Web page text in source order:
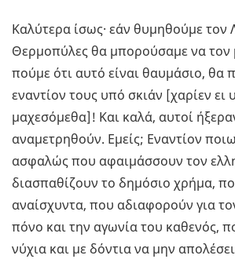
Καλύτερα ίσως· εάν θυμηθούμε τον
Θερμοπύλες θα μπορούσαμε να τον
πούμε ότι αυτό είναι θαυμάσιο, θα
εναντίον τους υπό σκιάν [χαρίεν ει
μαχεσόμεθα]! Και καλά, αυτοί
αναμετρηθούν. Εμείς; Εναντίον
ασφαλώς που αφαιμάσσουν τον
διασπαθίζουν το δημόσιο χρήμα,
αναίσχυντα, που αδιαφορούν για
πόνο και την αγωνία του καθενός,
νύχια και με δόντια να μην